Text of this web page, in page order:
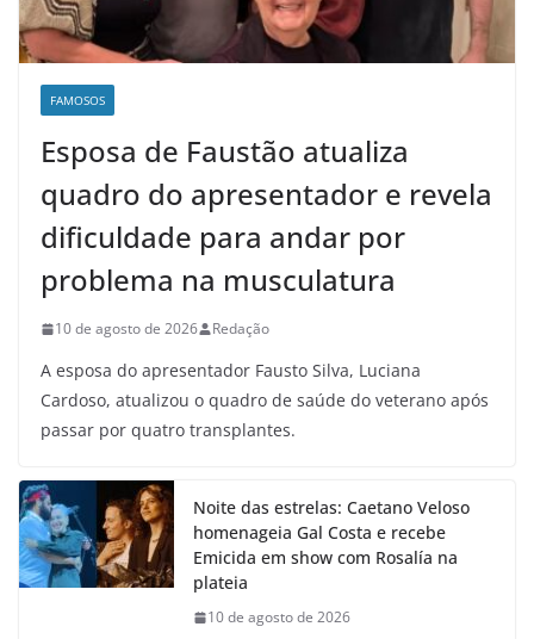
FAMOSOS
Esposa de Faustão atualiza
quadro do apresentador e revela
dificuldade para andar por
problema na musculatura
10 de agosto de 2026 Redação
A esposa do apresentador Fausto Silva, Luciana
Cardoso, atualizou o quadro de saúde do veterano após
passar por quatro transplantes.
Noite das estrelas: Caetano Veloso
homenageia Gal Costa e recebe
Emicida em show com Rosalía na
plateia
10 de agosto de 2026